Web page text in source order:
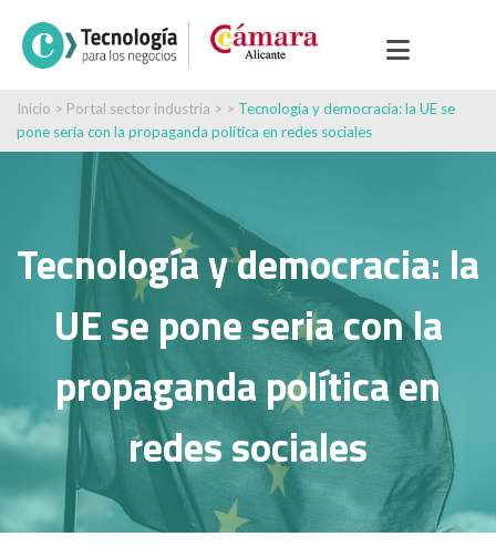
Inicio > Portal sector industria > > Tecnología y democracia: la UE se
pone seria con la propaganda política en redes sociales
Tecnología y democracia: la
UE se pone seria con la
propaganda política en
redes sociales